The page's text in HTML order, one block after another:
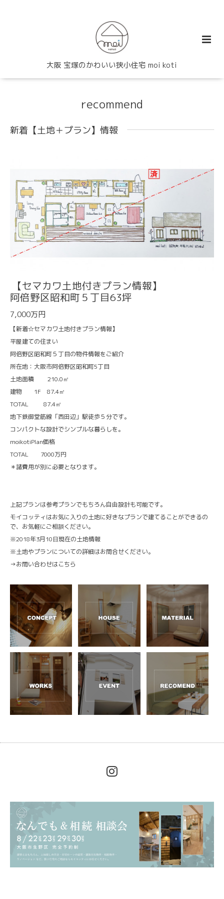
大阪 宝塚のかわいい狭小住宅 moi koti
recommend
新着【土地＋プラン】情報
【セマカワ土地付きプラン情報】
阿倍野区昭和町５丁目63坪
7,000万円
【新着☆セマカワ土地付きプラン情報】
平屋建ての住まい
阿倍野区昭和町５丁目の物件情報をご紹介
所在地：大阪市阿倍野区昭和町5丁目
土地面積 210.0㎡
建物 1F 87.4㎡
TOTAL 87.4㎡
地下鉄御堂筋線「西田辺」駅徒歩５分です。
コンパクトな設計でシンプルな暮らしを。
moikotiPlan価格
TOTAL 7000万円
＊諸費用が別に必要となります。
上記プランは参考プランでもちろん自由設計も可能です。
モイコッティはお気に入りの土地に好きなプランで建てることができるの
で、お気軽にご相談ください。
※2018年3月10日現在の土地情報
※土地やプランについての詳細はお問合せください。
→お問い合わせはこちら